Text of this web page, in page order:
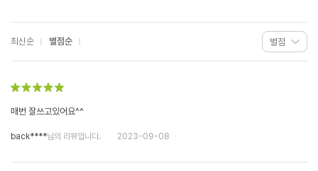
최신순 별점순
매번 잘쓰고있어요^^
back****님의 리뷰입니다. 2023-09-08